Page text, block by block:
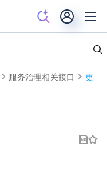
服务治理相关接口
更